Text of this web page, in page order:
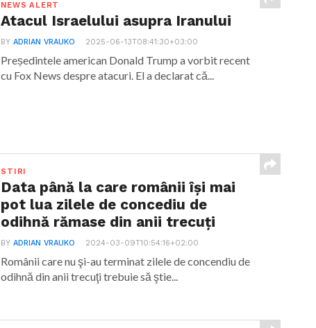
NEWS ALERT
Atacul Israelului asupra Iranului
BYADRIAN VRAUKO 2025-06-13T08:41:30+03:00
Președintele american Donald Trump a vorbit recent
cu Fox News despre atacuri. El a declarat că...
STIRI
Data până la care românii îşi mai
pot lua zilele de concediu de
odihnă rămase din anii trecuţi
BYADRIAN VRAUKO 2024-03-09T10:54:16+02:00
Românii care nu şi-au terminat zilele de concendiu de
odihnă din anii trecuţi trebuie să ştie...